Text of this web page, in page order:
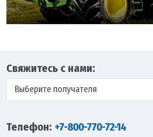
Свяжитесь с нами:
Выберите получателя
Телефон: +7-800-770-72-14